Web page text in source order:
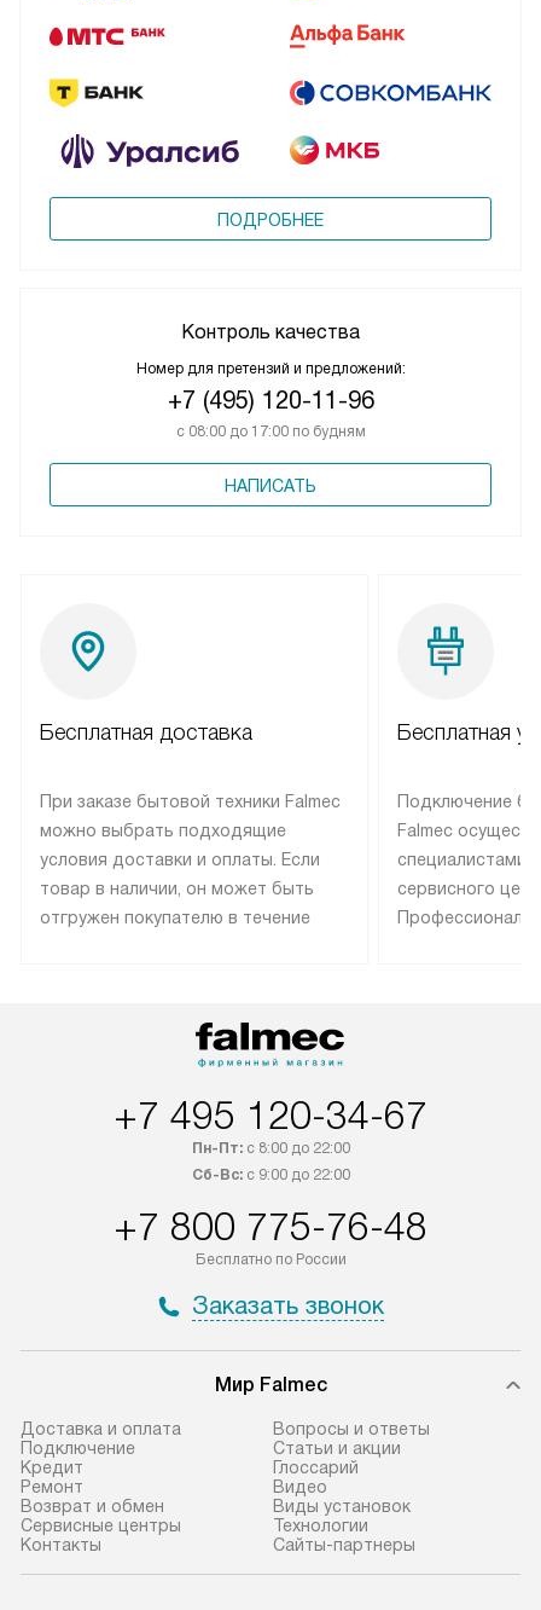
ПОДРОБНЕЕ
Контроль качества
Номер для претензий и предложений:
+7 (495) 120-11-96
с 08:00 до 17:00 по будням
НАПИСАТЬ
Бесплатная доставка
При заказе бытовой техники Falmec
можно выбрать подходящие
условия доставки и оплаты. Если
товар в наличии, он может быть
отгружен покупателю в течение
оплачивается дополнительно.
Возможна доставка товаров по
Бесплатная
Подключение
Falmec
специалистами
сервисного
+7 495 120-34-67
Пн-Пт:с 8:00 до 22:00
Сб-Вс:с 9:00 до 22:00
+7 800 775-76-48
Бесплатно по России
Заказать звонок
Мир Falmec
Доставка и оплата
Подключение
Кредит
Ремонт
Возврат и обмен
Сервисные центры
Контакты
Вопросы и ответы
Статьи и акции
Глоссарий
Видео
Виды установок
Технологии
Сайты-партнеры